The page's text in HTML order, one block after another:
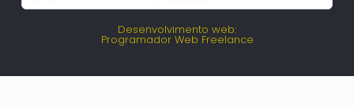
Desenvolvimento web:
Programador Web Freelance